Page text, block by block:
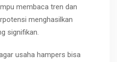
membaca tren dan
menghasilkan
signifikan.
usaha hampers bisa